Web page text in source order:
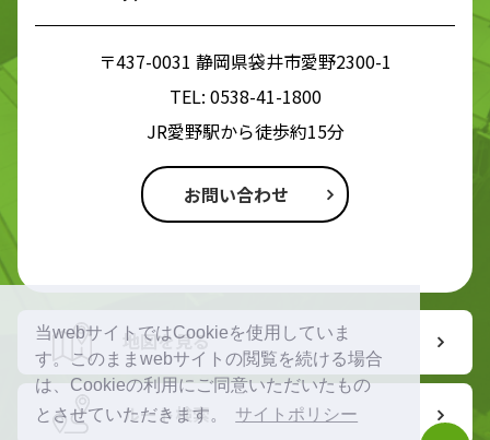
当webサイトではCookieを使用していま
す。このままwebサイトの閲覧を続ける場合
は、Cookieの利用にご同意いただいたもの
とさせていただきます。
サイトポリシー
〒437-0031 静岡県袋井市愛野2300-1
TEL: 0538-41-1800
JR愛野駅から徒歩約15分
お問い合わせ
地図を見る
ルート検索